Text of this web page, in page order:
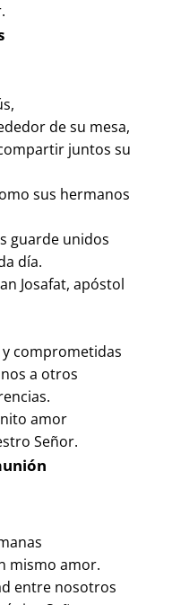
de su mesa,
juntos su
sus hermanos
guarde unidos
día.
Josafat, apóstol
comprometidas
a otros
amor
Señor.
mismo amor.
entre nosotros